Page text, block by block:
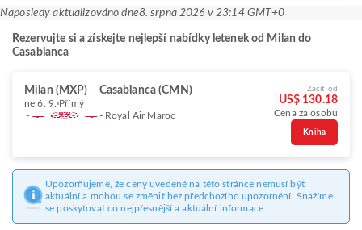
Naposledy aktualizováno dne8. srpna 2026 v 23:14 GMT+0
Rezervujte si a získejte nejlepší nabídky letenek od Milan do
Casablanca
Milan (MXP) Casablanca (CMN)
ne 6. 9. Přímý
Royal Air Maroc
Začít od
US$ 130.18
Cena za osobu
Kniha
Upozorňujeme, že ceny uvedené na této stránce nemusí být
aktuální a mohou se změnit bez předchozího upozornění. Snažíme
se poskytovat co nejpřesnější a aktuální informace.